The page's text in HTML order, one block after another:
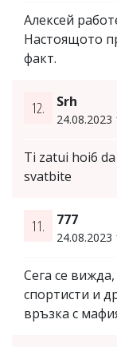
Алексей
Настоящото
факт.
12. Srh
24.08.2023
Ti zatui hoi6
svatbite
11. 777
24.08.2023
Сега се
спортисти и
връзка с